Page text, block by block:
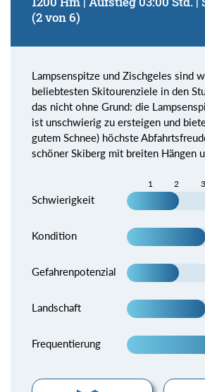
(2 von 6)
Lampsenspitze und Zischgeles sind
beliebtesten Skitourenziele in den
das nicht ohne Grund: die
ist unschwierig zu ersteigen und
gutem Schnee) höchste
schöner Skiberg mit breiten Hängen
1 2 3
Schwierigkeit
Kondition
Gefahrenpotenzial
Landschaft
Frequentierung